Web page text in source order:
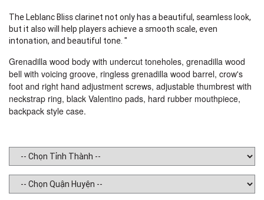
The Leblanc Bliss clarinet not only has a beautiful, seamless look,
but it also will help players achieve a smooth scale, even
intonation, and beautiful tone. "
Grenadilla wood body with undercut toneholes, grenadilla wood
bell with voicing groove, ringless grenadilla wood barrel, crow's
foot and right hand adjustment screws, adjustable thumbrest with
neckstrap ring, black Valentino pads, hard rubber mouthpiece,
backpack style case.